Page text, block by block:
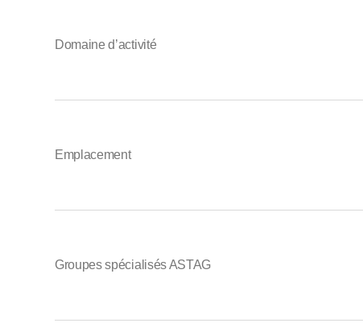
Domaine d’activité
Emplacement
Groupes spécialisés ASTAG